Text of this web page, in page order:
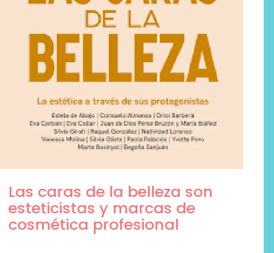
Las caras de la belleza son
esteticistas y marcas de
cosmética profesional